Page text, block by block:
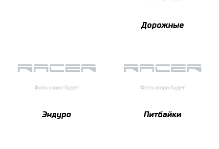
Дорожные
Эндуро Питбайки